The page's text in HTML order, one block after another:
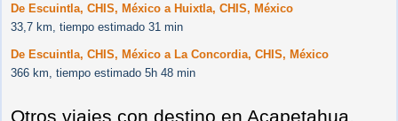
De Escuintla, CHIS, México a Huixtla, CHIS, México
33,7 km, tiempo estimado 31 min
De Escuintla, CHIS, México a La Concordia, CHIS, México
366 km, tiempo estimado 5h 48 min
Otros viajes con destino en Acapetahua,